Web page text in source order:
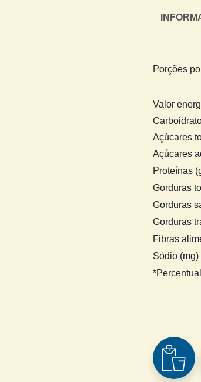
Porções
Valor
Açúcares
Açúcares
Proteínas
Gorduras
Gorduras
Gorduras
Fibras
Sódio (mg)